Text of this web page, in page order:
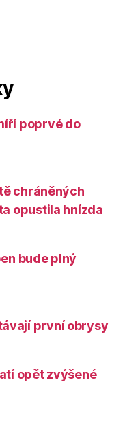
poprvé do
chráněných
opustila hnízda
bude plný
první obrysy
opět zvýšené